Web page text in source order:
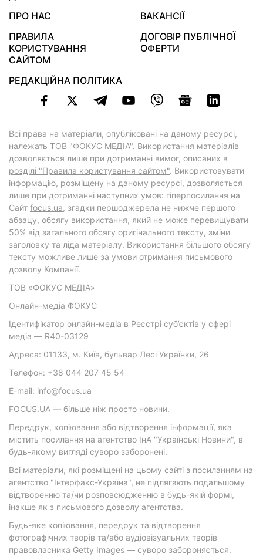
ПРО НАС
ВАКАНСІЇ
ПРАВИЛА
КОРИСТУВАННЯ
САЙТОМ
ДОГОВІР ПУБЛІЧНОЇ
ОФЕРТИ
РЕДАКЦІЙНА ПОЛІТИКА
Всі права на матеріали, опубліковані на даному ресурсі,
належать ТОВ "ФОКУС МЕДІА". Використання матеріалів
дозволяється лише при дотриманні вимог, описаних в
розділі "Правила користування сайтом". Використовувати
інформацію, розміщену на даному ресурсі, дозволяється
лише при дотриманні наступних умов: гіперпосилання на
Cайт focus.ua, згадки першоджерела не нижче першого
абзацу, обсягу використання, який не може перевищувати
50% від загального обсягу оригінального тексту, зміни
заголовку та ліда матеріалу. Використання більшого обсягу
тексту можливе лише за умови отримання письмового
дозволу Компанії.
ТОВ «ФОКУС МЕДІА»
Онлайн-медіа ФОКУС
Ідентифікатор онлайн-медіа в Реєстрі суб’єктів у сфері
медіа — R40-03129
Адреса: 01133, м. Київ, бульвар Лесі Українки, 26
Телефон: +38 044 207 45 54
E-mail: info@focus.ua
FOCUS.UA — більше ніж просто новини.
Передрук, копіювання або відтворення інформації, яка
містить посилання на агентство ІнА "Українські Новини", в
будь-якому вигляді суворо заборонені.
Всі матеріали, які розміщені на цьому сайті з посиланням на
агентство "Інтерфакс-Україна", не підлягають подальшому
відтворенню та/чи розповсюдженню в будь-якій формі,
інакше як з письмового дозволу агентства.
Будь-яке копіювання, передрук та відтворення
фотографічних творів та/або аудіовізуальних творів
правовласника Getty Images — суворо забороняється.